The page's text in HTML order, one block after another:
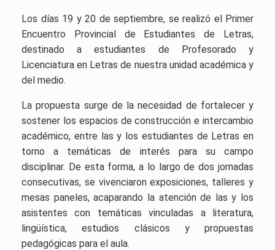
Los días 19 y 20 de septiembre, se realizó el Primer
Encuentro Provincial de Estudiantes de Letras,
destinado a estudiantes de Profesorado y
Licenciatura en Letras de nuestra unidad académica y
del medio.
La propuesta surge de la necesidad de fortalecer y
sostener los espacios de construcción e intercambio
académico, entre las y los estudiantes de Letras en
torno a temáticas de interés para su campo
disciplinar. De esta forma, a lo largo de dos jornadas
consecutivas, se vivenciaron exposiciones, talleres y
mesas paneles, acaparando la atención de las y los
asistentes con temáticas vinculadas a literatura,
lingüística, estudios clásicos y propuestas
pedagógicas para el aula.